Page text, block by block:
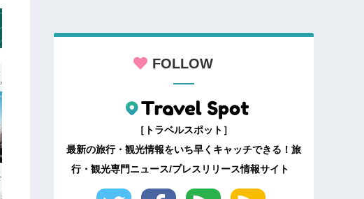
FOLLOW
［トラベルスポット］
最新の旅行・観光情報をいち早くキャッチできる！旅
行・観光専門ニュース/プレスリリース情報サイト